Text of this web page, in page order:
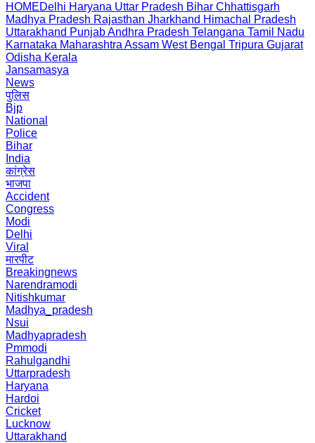
HOMEDelhi Haryana Uttar Pradesh Bihar Chhattisgarh
Madhya Pradesh Rajasthan Jharkhand Himachal Pradesh
Uttarakhand PunjabAndhra Pradesh Telangana Tamil Nadu
Karnataka Maharashtra Assam West Bengal Tripura Gujarat
Odisha Kerala
Jansamasya
News
पुलिस
Bjp
National
Police
Bihar
India
कांग्रेस
भाजपा
Accident
Congress
Modi
Delhi
Viral
मारपीट
Breakingnews
Narendramodi
Nitishkumar
Madhya_pradesh
Nsui
Madhyapradesh
Pmmodi
Rahulgandhi
Uttarpradesh
Haryana
Hardoi
Cricket
Lucknow
Uttarakhand